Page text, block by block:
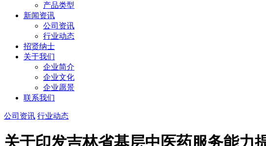
产品类型
新闻资讯
公司资讯
行业动态
招贤纳士
关于我们
企业简介
企业文化
企业愿景
联系我们
公司资讯 行业动态
关于印发吉林省基层中医药服务能力